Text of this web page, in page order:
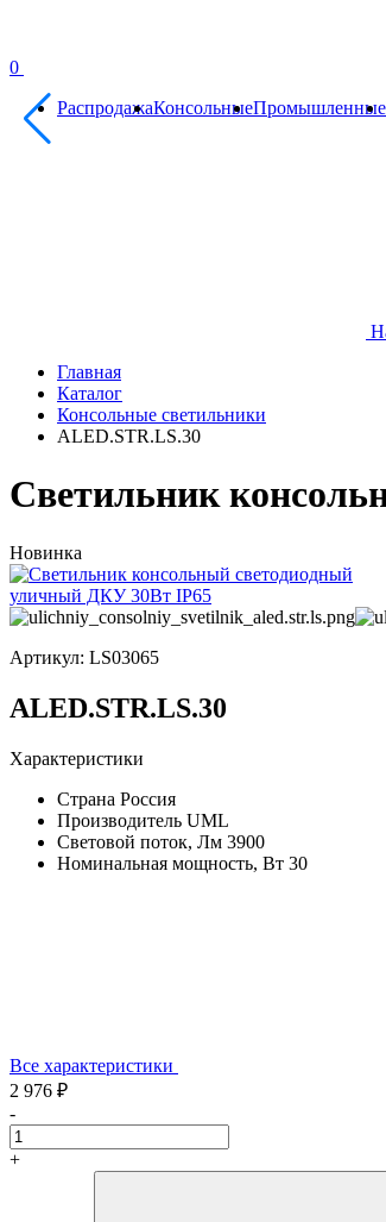
0
РаспродажаКонсольныеПромышленные
Главная
Каталог
Консольные светильники
ALED.STR.LS.30
Светильник
Новинка
Артикул: LS03065
ALED.STR.LS.30
Характеристики
Страна Россия
Производитель UML
Световой поток, Лм 3900
Номинальная мощность, Вт 30
Все характеристики
2 976 ₽
-
+